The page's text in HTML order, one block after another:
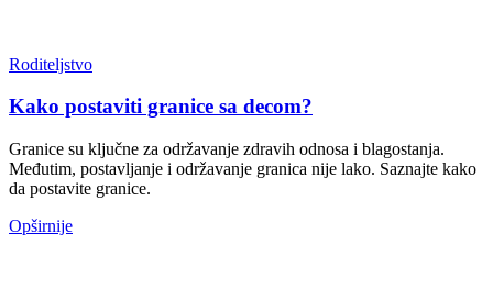
Roditeljstvo
Kako postaviti granice sa decom?
Granice su ključne za održavanje zdravih odnosa i blagostanja.
Međutim, postavljanje i održavanje granica nije lako. Saznajte kako
da postavite granice.
Opširnije